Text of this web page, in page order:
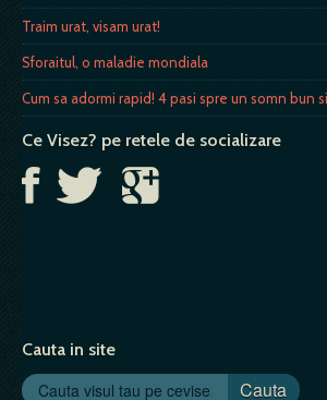
Traim urat, visam urat!
Sforaitul, o maladie mondiala
Cum sa adormi rapid! 4 pasi spre un somn bun
Ce Visez? pe retele de socializare
Cauta in site
Cauta